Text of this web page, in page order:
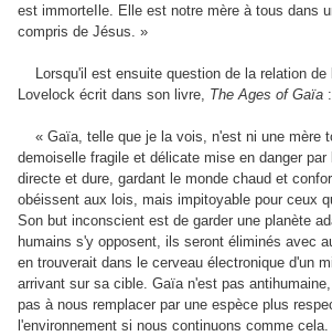
est immorteIle. Elle est notre mère à tous dans
compris de Jésus. »
Lorsqu'il est ensuite question de la relation de
Lovelock écrit dans son livre, The Ages of Gaïa :
« Gaïa, telle que je la vois, n'est ni une mère
demoiselle fragile et délicate mise en danger
directe et dure, gardant le monde chaud et
obéissent aux lois, mais impitoyable pour ceux
Son but inconscient est de garder une planète
humains s'y opposent, ils seront éliminés avec
en trouverait dans le cerveau électronique d'un
arrivant sur sa cible. Gaïa n'est pas
pas à nous remplacer par une espèce plus
l'environnement si nous continuons comme